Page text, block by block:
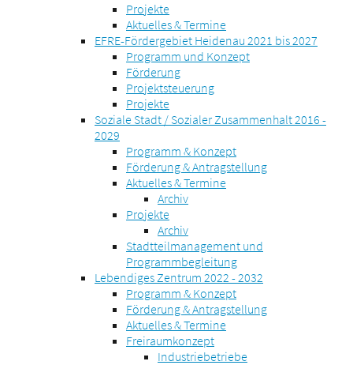
Projekte
Aktuelles & Termine
EFRE-Fördergebiet Heidenau 2021 bis 2027
Programm und Konzept
Förderung
Projektsteuerung
Projekte
Soziale Stadt / Sozialer Zusammenhalt 2016 -
2029
Programm & Konzept
Förderung & Antragstellung
Aktuelles & Termine
Archiv
Projekte
Archiv
Stadtteilmanagement und
Programmbegleitung
Lebendiges Zentrum 2022 - 2032
Programm & Konzept
Förderung & Antragstellung
Aktuelles & Termine
Freiraumkonzept
Industriebetriebe